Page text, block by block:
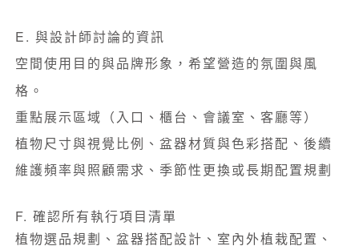
E. 與設計師討論的資訊
空間使用目的與品牌形象 ， 希望營造的氛圍與風
格 。
重點展示區域（入口、櫃台、會議室、客廳等）
植物尺寸與視覺比例 、 盆器材質與色彩搭配 、 後續
維護頻率與照顧需求 、 季節性更換或長期配置規劃
F. 確認所有執行項目清單
植物選品規劃 、 盆器搭配設計 、 室內外植栽配置 、